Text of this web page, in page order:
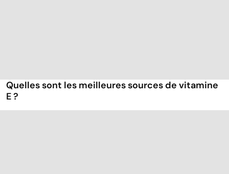
Quelles sont les meilleures sources de vitamine
E ?